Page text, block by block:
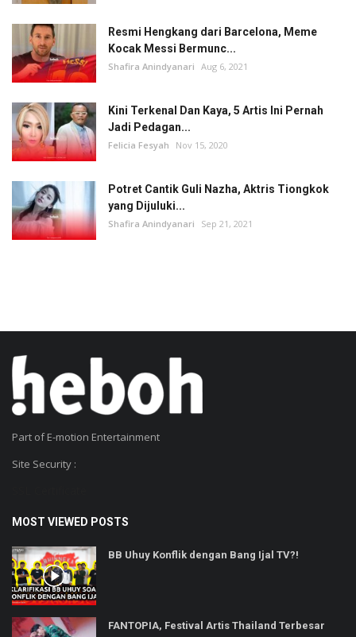
Resmi Hengkang dari Barcelona, Meme
Kocak Messi Bermunc...
Shafira Anindyanari Aug 6, 2021
Kini Terkenal Dan Kaya, 5 Artis Ini Pernah
Jadi Pedagan...
Felicia Fesyah Nov 15, 2020
Potret Cantik Guli Nazha, Aktris Tiongkok
yang Dijuluki...
Shafira Anindyanari Sep 21, 2021
Part of E-motion Entertainment
Site Security :
MOST VIEWED POSTS
BB Uhuy Konflik dengan Bang Ijal TV?!
FANTOPIA, Festival Artis Thailand Terbesar